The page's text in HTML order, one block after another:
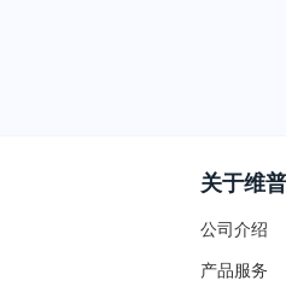
关于维普
公司介绍
产品服务